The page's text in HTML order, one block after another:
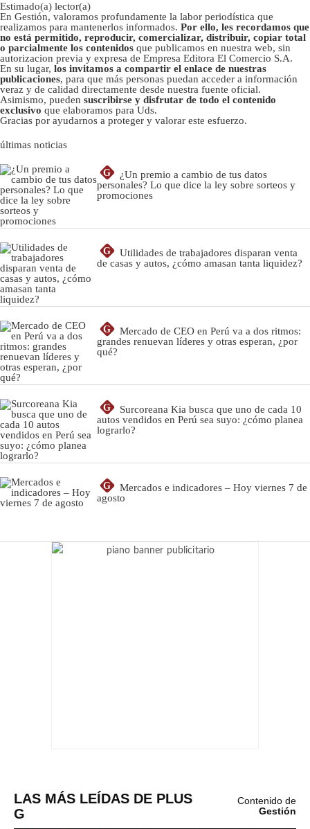
Estimado(a) lector(a)
En Gestión, valoramos profundamente la labor periodística que
realizamos para mantenerlos informados. Por ello, les recordamos que
no está permitido, reproducir, comercializar, distribuir, copiar total
o parcialmente los contenidos que publicamos en nuestra web, sin
autorizacion previa y expresa de Empresa Editora El Comercio S.A.
En su lugar, los invitamos a compartir el enlace de nuestras
publicaciones, para que más personas puedan acceder a información
veraz y de calidad directamente desde nuestra fuente oficial.
Asimismo, pueden suscribirse y disfrutar de todo el contenido
exclusivo que elaboramos para Uds.
Gracias por ayudarnos a proteger y valorar este esfuerzo.
últimas noticias
G
¿Un premio a cambio de tus datos
personales? Lo que dice la ley sobre sorteos y
promociones
G
Utilidades de trabajadores disparan venta
de casas y autos, ¿cómo amasan tanta liquidez?
G
Mercado de CEO en Perú va a dos ritmos:
grandes renuevan líderes y otras esperan, ¿por
qué?
G
Surcoreana Kia busca que uno de cada 10
autos vendidos en Perú sea suyo: ¿cómo planea
lograrlo?
G
Mercados e indicadores – Hoy viernes 7 de
agosto
LAS MÁS LEÍDAS DE PLUS
G
Contenido de
Gestión